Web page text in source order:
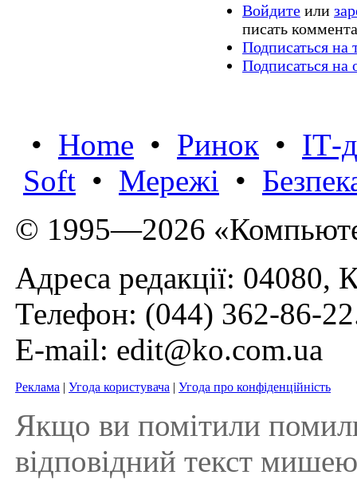
Войдите или
писать
Подписаться на
Подписаться на
• Home • Ринок • IТ-
Soft • Мережі •
© 1995—2026
Адреса редакції: 04080,
Телефон: (044) 362-86-22
E-mail: edit@ko.com.ua
Реклама | Угода користувача | Угода про конфіденційність
Якщо ви помітили
відповідний текст